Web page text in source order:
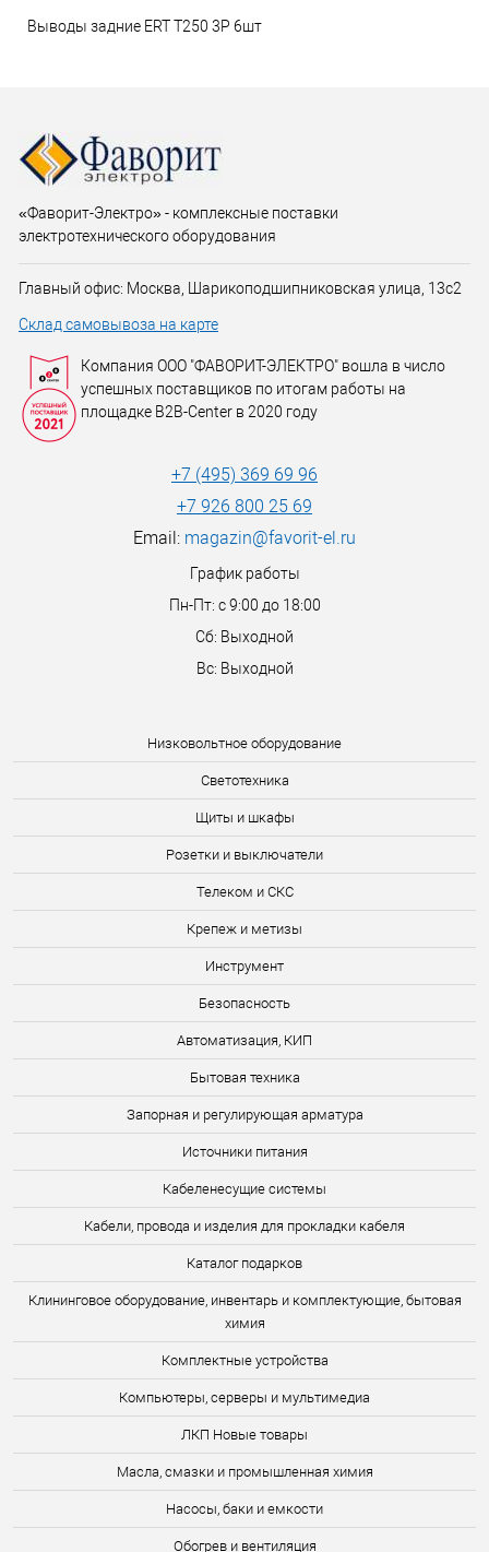
Выводы задние ERT T250 3P 6шт
Низковольтное оборудование
Светотехника
Щиты и шкафы
Розетки и выключатели
Телеком и СКС
Крепеж и метизы
Инструмент
Безопасность
Автоматизация, КИП
Бытовая техника
Запорная и регулирующая арматура
Источники питания
Кабеленесущие системы
Кабели, провода и изделия для прокладки кабеля
Каталог подарков
Клининговое оборудование, инвентарь и комплектующие, бытовая
химия
Комплектные устройства
Компьютеры, серверы и мультимедиа
ЛКП Новые товары
Масла, смазки и промышленная химия
Насосы, баки и емкости
Обогрев и вентиляция
«Фаворит-Электро» - комплексные поставки
электротехнического оборудования
Главный офис: Москва, Шарикоподшипниковская улица, 13с2
Склад самовывоза на карте
Компания ООО "ФАВОРИТ-ЭЛЕКТРО" вошла в число
успешных поставщиков по итогам работы на
площадке B2B-Center в 2020 году
+7 (495) 369 69 96
+7 926 800 25 69
Email: magazin@favorit-el.ru
График работы
Пн-Пт: с 9:00 до 18:00
Сб: Выходной
Вс: Выходной